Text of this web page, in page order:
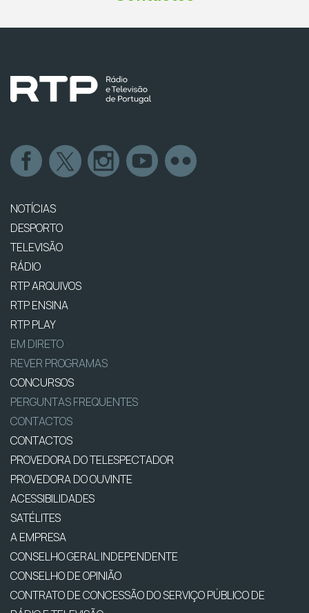
NOTÍCIAS
DESPORTO
TELEVISÃO
RÁDIO
RTP ARQUIVOS
RTP ENSINA
RTP PLAY
EM DIRETO
REVER PROGRAMAS
CONCURSOS
PERGUNTAS FREQUENTES
CONTACTOS
CONTACTOS
PROVEDORA DO TELESPECTADOR
PROVEDORA DO OUVINTE
ACESSIBILIDADES
SATÉLITES
A EMPRESA
CONSELHO GERAL INDEPENDENTE
CONSELHO DE OPINIÃO
CONTRATO DE CONCESSÃO DO SERVIÇO PÚBLICO DE